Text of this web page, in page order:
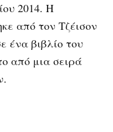
2014. Η
από τον Τζέισον
ένα βιβλίο του
από μια σειρά